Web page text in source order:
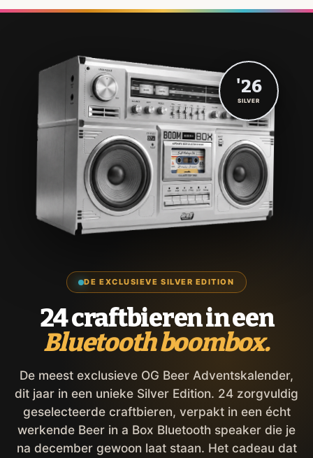
DE EXCLUSIEVE SILVER EDITION
24 craftbieren in een
Bluetooth boombox.
De meest exclusieve OG Beer Adventskalender,
dit jaar in een unieke Silver Edition. 24 zorgvuldig
geselecteerde craftbieren, verpakt in een écht
werkende Beer in a Box Bluetooth speaker die je
na december gewoon laat staan. Het cadeau dat
'26
SILVER